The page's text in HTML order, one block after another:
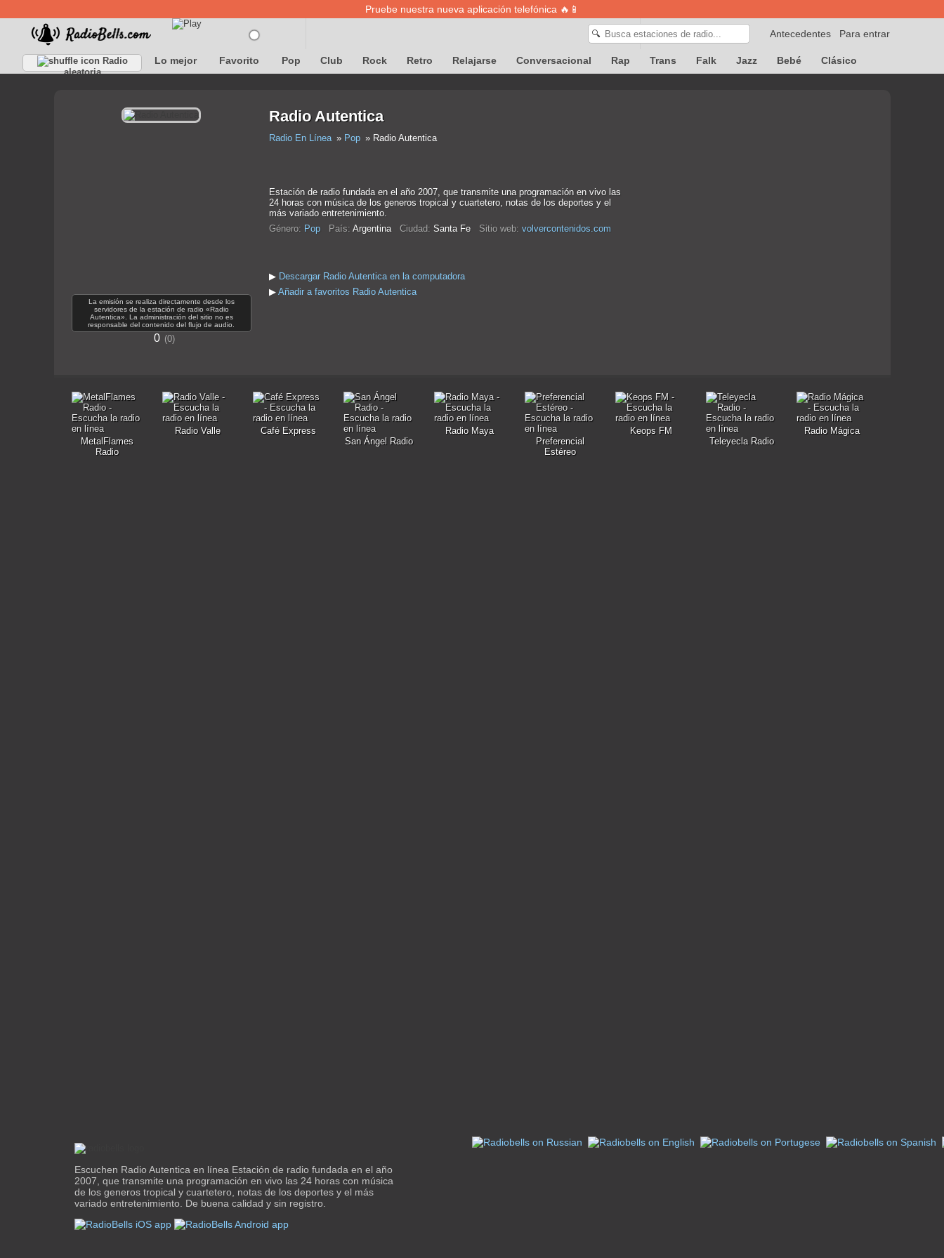
Pruebe nuestra nueva aplicación telefónica 🔥📱
Para entrar
Antecedentes
🔍
Radio
aleatoria
Lo mejor Favorito Pop Club Rock Retro Relajarse Conversacional Rap Trans Falk Jazz Bebé Clásico
La emisión se realiza directamente desde los
servidores de la estación de radio «Radio
Autentica». La administración del sitio no es
responsable del contenido del flujo de audio.
0 0
Radio Autentica
Radio En Línea Pop Radio Autentica
Estación de radio fundada en el año 2007, que transmite una programación en vivo las
24 horas con música de los generos tropical y cuartetero, notas de los deportes y el
más variado entretenimiento.
Género: Pop País: Argentina Ciudad: Santa Fe Sitio web: volvercontenidos.com
▶ Descargar Radio Autentica en la computadora
▶ Añadir a favoritos Radio Autentica
MetalFlames
Radio
Radio Valle
Café Express
San Ángel Radio
Radio Maya
Preferencial
Estéreo
Keops FM
Teleyecla Radio
Radio Mágica
Escuchen Radio Autentica en línea Estación de radio fundada en el año
2007, que transmite una programación en vivo las 24 horas con música
de los generos tropical y cuartetero, notas de los deportes y el más
variado entretenimiento. De buena calidad y sin registro.